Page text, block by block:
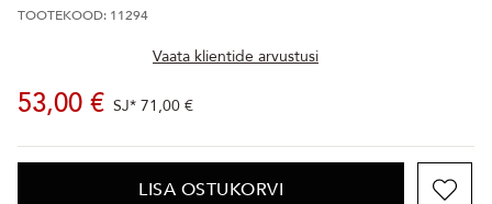
TOOTEKOOD: 11294
Vaata klientide arvustusi
53,00 € SJ* 71,00 €
LISA OSTUKORVI